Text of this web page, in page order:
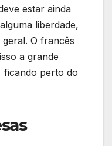
estar ainda
liberdade,
O francês
a grande
ficando perto do